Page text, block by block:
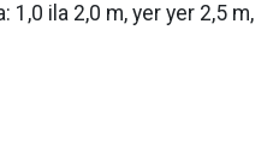
1,0 ila 2,0 m, yer yer 2,5 m,